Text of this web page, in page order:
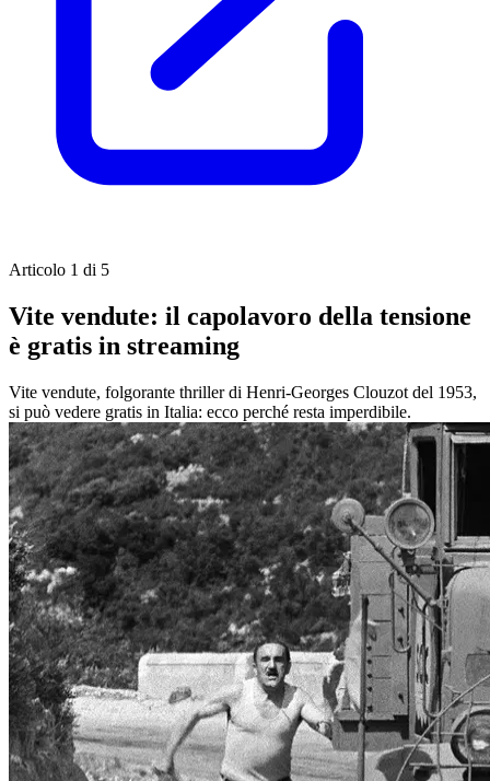
Articolo 1 di 5
Vite vendute: il capolavoro della tensione
è gratis in streaming
Vite vendute, folgorante thriller di Henri-Georges Clouzot del 1953,
si può vedere gratis in Italia: ecco perché resta imperdibile.